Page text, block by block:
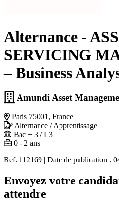
Alternance -
SERVICING
– Business
Amundi Asset
Paris 75001, France
Alternance / Apprentissage
Bac + 3 / L3
0 - 2 ans
Ref: 112169 | Date de publication :
Envoyez votre
attendre